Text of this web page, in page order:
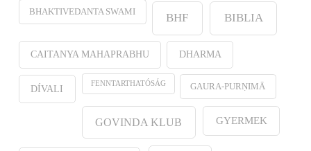
BHAKTIVEDANTA SWAMI BHF BIBLIA
CAITANYA MAHAPRABHU DHARMA
DÍVALI FENNTARTHATÓSÁG GAURA-PURṆIMĀ
GOVINDA KLUB GYERMEK